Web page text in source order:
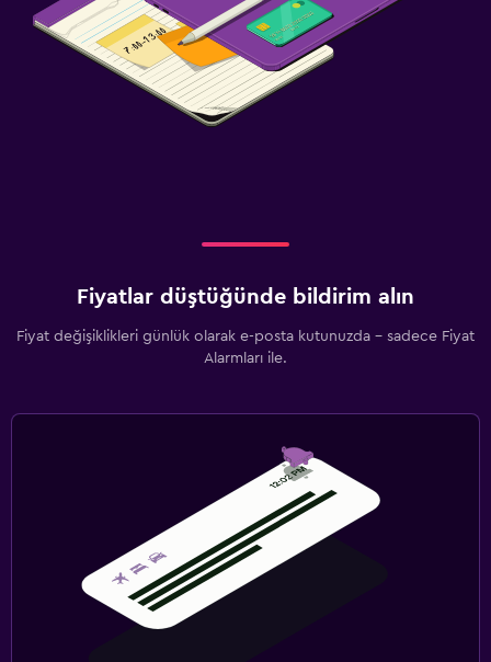
Fiyatlar düştüğünde bildirim alın
Fiyat değişiklikleri günlük olarak e-posta kutunuzda - sadece Fiyat
Alarmları ile.